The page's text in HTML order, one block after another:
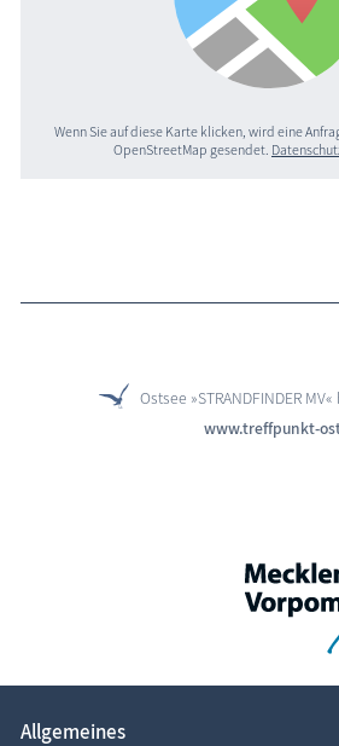
Wenn Sie auf diese Karte klicken, wird eine
OpenStreetMap gesendet.
Ostsee »STRANDFINDER
www.treffpunkt-
Allgemeines